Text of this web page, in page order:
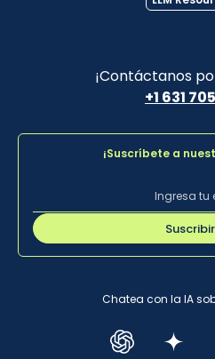
¡Contáctanos
+1 631
¡Suscríbete a
Chatea con la IA